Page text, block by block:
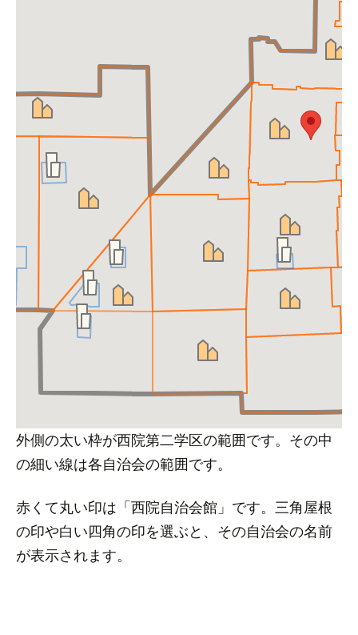
外側の太い枠が西院第二学区の範囲です。その中
の細い線は各自治会の範囲です。
赤くて丸い印は「西院自治会館」です。三角屋根
の印や白い四角の印を選ぶと、その自治会の名前
が表示されます。